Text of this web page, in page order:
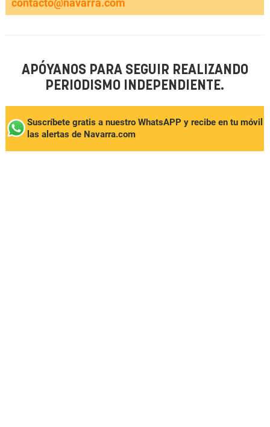
contacto@navarra.com
APÓYANOS PARA SEGUIR REALIZANDO
PERIODISMO INDEPENDIENTE.
Suscríbete gratis a nuestro WhatsAPP y recibe en tu móvil
las alertas de Navarra.com